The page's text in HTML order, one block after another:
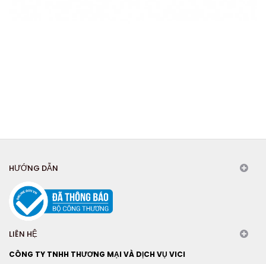
HƯỚNG DẪN
LIÊN HỆ
CÔNG TY TNHH THƯƠNG MẠI VÀ DỊCH VỤ VICI